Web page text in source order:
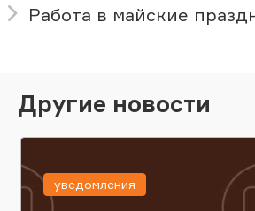
Работа в майские
Другие новости
уведомления